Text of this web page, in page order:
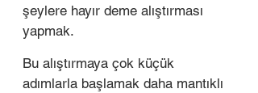
şeylere hayır deme alıştırması
yapmak.
Bu alıştırmaya çok küçük
adımlarla başlamak daha mantıklı